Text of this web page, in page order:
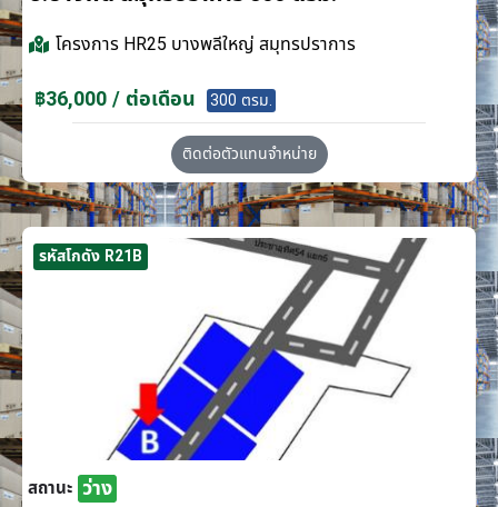
โครงการ HR25 บางพลีใหญ่ สมุทรปราการ
฿36,000 / ต่อเดือน 300 ตรม.
ติดต่อตัวแทนจำหน่าย
รหัสโกดัง R21B
สถานะ ว่าง